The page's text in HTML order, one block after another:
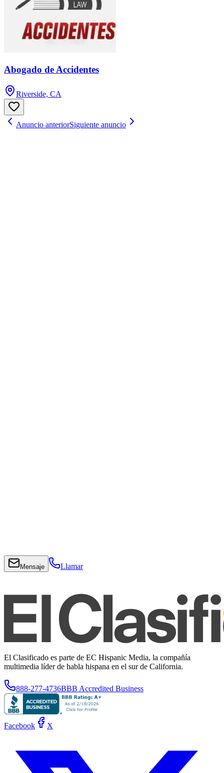
Abogado de Accidentes
Riverside, CA
Anuncio anteriorSiguiente anuncio
Mensaje Llamar
El Clasificado es parte de EC Hispanic Media, la compañía
multimedia líder de habla hispana en el sur de California.
888-277-4736BBB Accredited Business
Facebook X